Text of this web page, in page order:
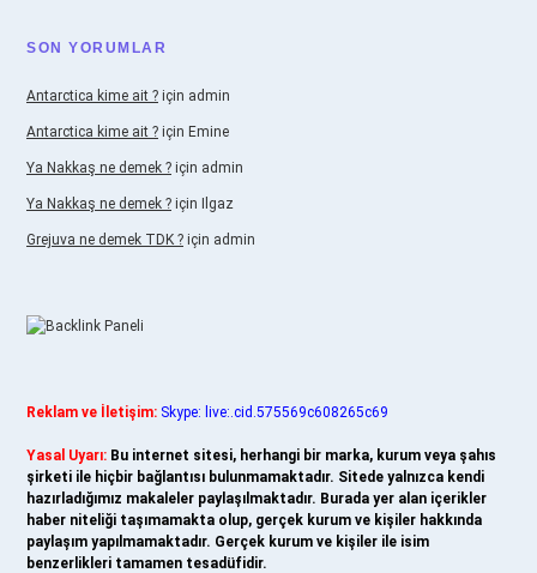
SON YORUMLAR
Antarctica kime ait ? için admin
Antarctica kime ait ? için Emine
Ya Nakkaş ne demek ? için admin
Ya Nakkaş ne demek ? için Ilgaz
Grejuva ne demek TDK ? için admin
Reklam ve İletişim: Skype: live:.cid.575569c608265c69
Yasal Uyarı: Bu internet sitesi, herhangi bir marka, kurum veya şahıs
şirketi ile hiçbir bağlantısı bulunmamaktadır. Sitede yalnızca kendi
hazırladığımız makaleler paylaşılmaktadır. Burada yer alan içerikler
haber niteliği taşımamakta olup, gerçek kurum ve kişiler hakkında
paylaşım yapılmamaktadır. Gerçek kurum ve kişiler ile isim
benzerlikleri tamamen tesadüfidir.